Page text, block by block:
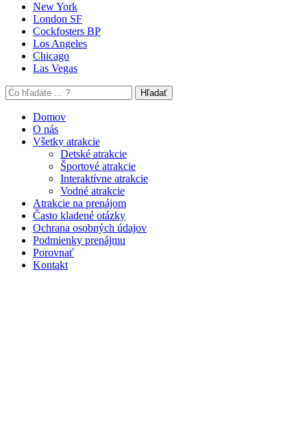
New York
London SF
Cockfosters BP
Los Angeles
Chicago
Las Vegas
Hľadať
Domov
O nás
Všetky atrakcie
Detské atrakcie
Športové atrakcie
Interaktívne atrakcie
Vodné atrakcie
Atrakcie na prenájom
Často kladené otázky
Ochrana osobných údajov
Podmienky prenájmu
Porovnať
Kontakt